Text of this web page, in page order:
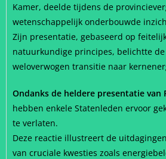
Kamer, deelde tijdens de
wetenschappelijk onderbouwde
Zijn presentatie, gebaseerd op
natuurkundige principes, belichtte de
weloverwogen transitie naar
Ondanks de heldere presentatie van
hebben enkele Statenleden ervoor
te verlaten.
Deze reactie illustreert de
van cruciale kwesties zoals